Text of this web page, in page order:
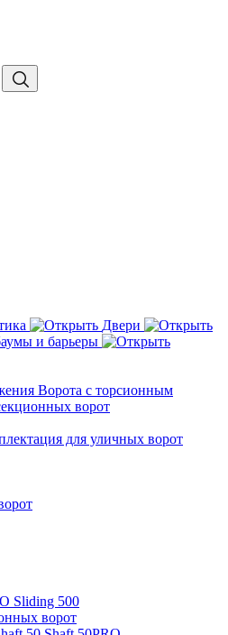
Двери
и барьеры
Ворота с торсионным
ворот
для уличных ворот
Sliding 500
ворот